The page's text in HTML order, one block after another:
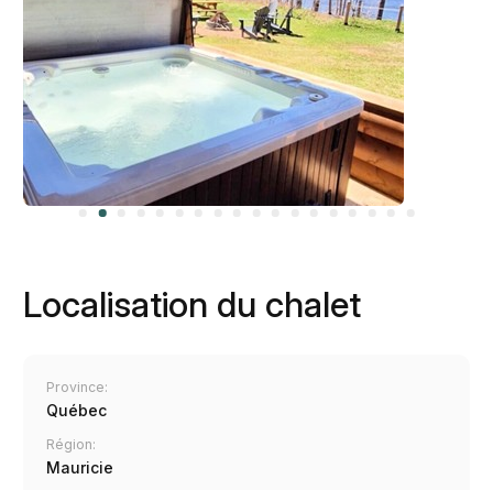
Localisation du chalet
Province:
Québec
Région:
Mauricie